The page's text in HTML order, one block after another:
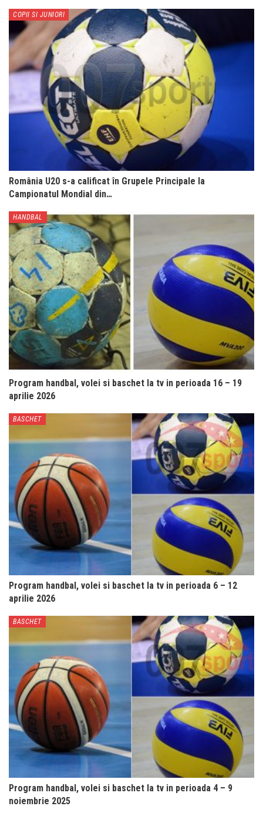
COPII SI JUNIORI
România U20 s-a calificat în Grupele Principale la
Campionatul Mondial din…
HANDBAL
Program handbal, volei si baschet la tv in perioada 16 – 19
aprilie 2026
BASCHET
Program handbal, volei si baschet la tv in perioada 6 – 12
aprilie 2026
BASCHET
Program handbal, volei si baschet la tv in perioada 4 – 9
noiembrie 2025